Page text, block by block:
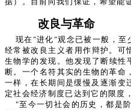
改良与革命
现在"进化"观念已被一般，至
经常被改良主义者用作辩护。可
生物学的发现。他发现了断续
断。一个名符其实的生物的革命
一样，在长期间是缓慢及逐渐变
定社会经济制度已达到它的限度
"至今一切社会的历史，都是